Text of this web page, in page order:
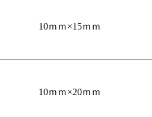
10ｍｍ×15ｍｍ
10ｍｍ×20ｍｍ